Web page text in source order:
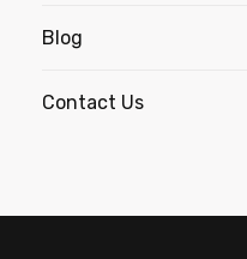
Blog
Contact Us